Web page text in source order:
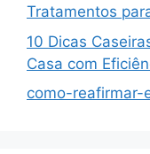
Tratamentos
10 Dicas
Casa com
como-